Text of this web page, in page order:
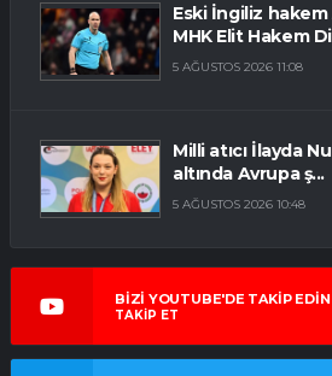
Eski İngiliz
MHK Elit Hakem
5 AĞUSTOS 2026 11:08
Milli atıcı İlayda
altında Avrupa ş...
5 AĞUSTOS 2026 10:48
BİZİ YOUTUBE'DE TAKİP EDİN
TAKİP ET